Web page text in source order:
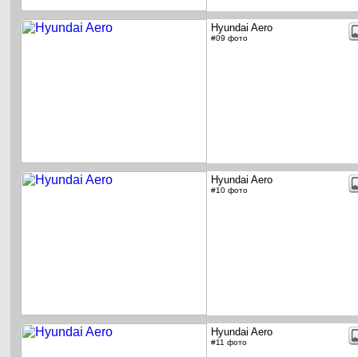
Hyundai Aero
#09 фото
Hyundai Aero
#10 фото
Hyundai Aero
#11 фото